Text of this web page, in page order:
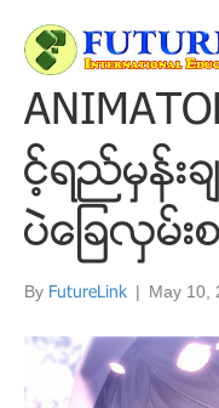
င့္ရည္မွန္
ပဲေျခလွမ္
By FutureLink | May 10,